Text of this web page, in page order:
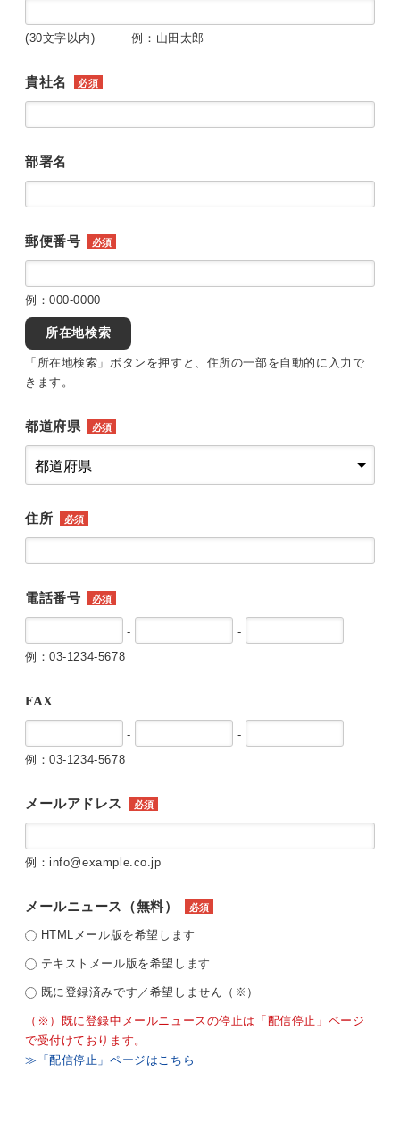
(30文字以内) 例：山田太郎
貴社名 必須
部署名
郵便番号 必須
例：000-0000
所在地検索
「所在地検索」ボタンを押すと、住所の一部を自動的に入力で
きます。
都道府県 必須
住所 必須
電話番号 必須
-
-
例：03-1234-5678
FAX
-
-
例：03-1234-5678
メールアドレス 必須
例：info@example.co.jp
メールニュース（無料） 必須
HTMLメール版を希望します
テキストメール版を希望します
既に登録済みです／希望しません（※）
（※）既に登録中メールニュースの停止は「配信停止」ページ
で受付けております。
≫「配信停止」ページはこちら